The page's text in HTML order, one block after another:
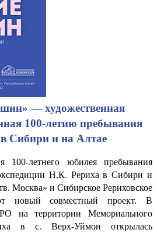
— художественная
100-летию пребывания
Сибири и на Алтае
100-летнего юбилея пребывания
Н.К. Рериха в Сибири и
Москва» и Сибирское Рериховское
новый совместный проект. В
на территории Мемориального
в с. Верх-Уймон открылась